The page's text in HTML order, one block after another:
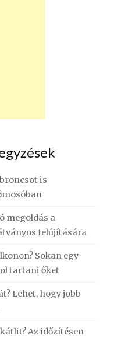
is
megoldás a
felújítására
Sokan egy
tartani őket
Lehet, hogy jobb
Az időzítésen